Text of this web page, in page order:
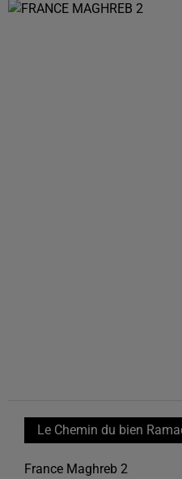
Le Chemin du bien
France Maghreb 2